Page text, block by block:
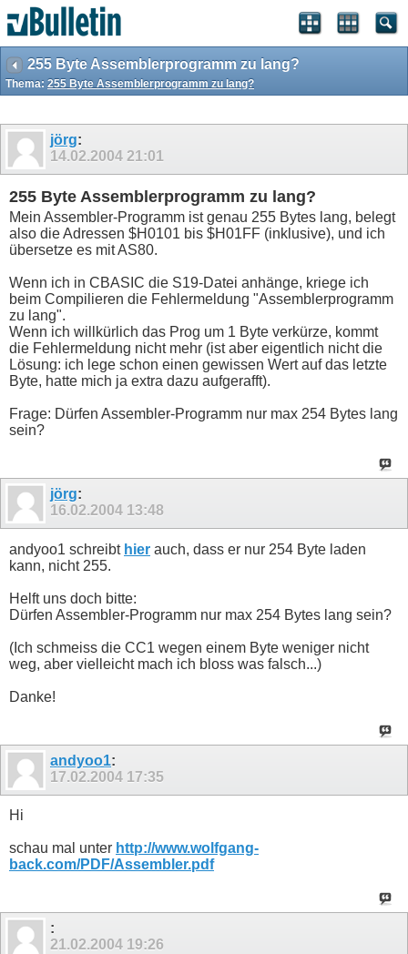
255 Byte Assemblerprogramm zu lang?
Thema: 255 Byte Assemblerprogramm zu lang?
jörg:
14.02.2004 21:01
255 Byte Assemblerprogramm zu lang?
Mein Assembler-Programm ist genau 255 Bytes lang, belegt
also die Adressen $H0101 bis $H01FF (inklusive), und ich
übersetze es mit AS80.
Wenn ich in CBASIC die S19-Datei anhänge, kriege ich
beim Compilieren die Fehlermeldung "Assemblerprogramm
zu lang".
Wenn ich willkürlich das Prog um 1 Byte verkürze, kommt
die Fehlermeldung nicht mehr (ist aber eigentlich nicht die
Lösung: ich lege schon einen gewissen Wert auf das letzte
Byte, hatte mich ja extra dazu aufgerafft).
Frage: Dürfen Assembler-Programm nur max 254 Bytes lang
sein?
jörg:
16.02.2004 13:48
andyoo1 schreibt hier auch, dass er nur 254 Byte laden
kann, nicht 255.
Helft uns doch bitte:
Dürfen Assembler-Programm nur max 254 Bytes lang sein?
(Ich schmeiss die CC1 wegen einem Byte weniger nicht
weg, aber vielleicht mach ich bloss was falsch...)
Danke!
andyoo1:
17.02.2004 17:35
Hi
schau mal unter http://www.wolfgang-
back.com/PDF/Assembler.pdf
:
21.02.2004 19:26